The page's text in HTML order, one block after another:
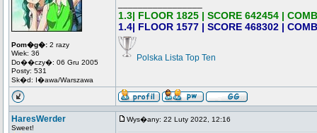
Pom�g�: 2 razy
Wiek: 36
Do��czy�: 06 Gru 2005
Posty: 531
Sk�d: I�awa/Warszawa
1.3| FLOOR 1825 | SCORE 642454 |
1.4| FLOOR 1577 | SCORE 468302 |
Polska Lista Top Ten
HaresWerder
Sweet!
Wys�any: 22 Luty 2022, 12:16